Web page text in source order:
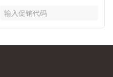
输入促销代码